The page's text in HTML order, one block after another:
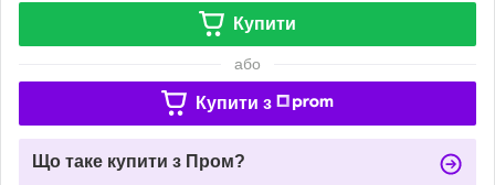
Купити
або
Купити з
Що таке купити з Пром?